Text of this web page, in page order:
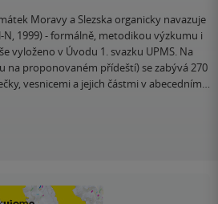
Moravy a Slezska organicky navazuje
N, 1999) - formálně, metodikou výzkumu i
vyloženo v Úvodu 1. svazku UPMS. Na
na proponovaném přídeští) se zabývá 270
vesnicemi a jejich částmi v abecedním…